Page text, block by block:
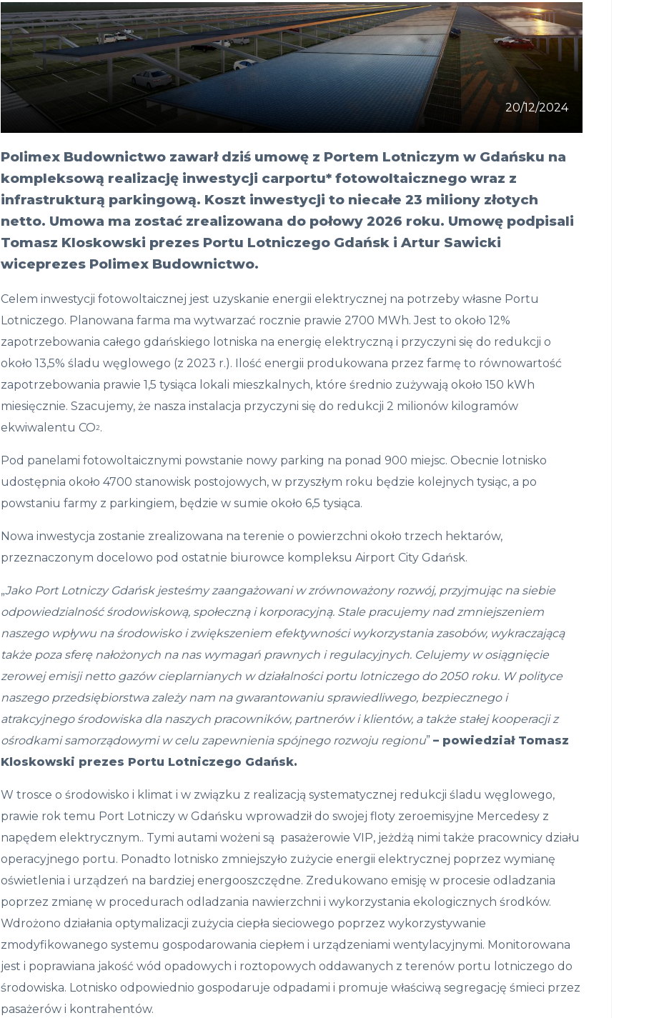
20/12/2024
Polimex Budownictwo zawarł dziś umowę z Portem Lotniczym w Gdańsku na
kompleksową realizację inwestycji carportu* fotowoltaicznego wraz z
infrastrukturą parkingową. Koszt inwestycji to niecałe 23 miliony złotych
netto. Umowa ma zostać zrealizowana do połowy 2026 roku. Umowę podpisali
Tomasz Kloskowski prezes Portu Lotniczego Gdańsk i Artur Sawicki
wiceprezes Polimex Budownictwo.
Celem inwestycji fotowoltaicznej jest uzyskanie energii elektrycznej na potrzeby własne Portu
Lotniczego. Planowana farma ma wytwarzać rocznie prawie 2700 MWh. Jest to około 12%
zapotrzebowania całego gdańskiego lotniska na energię elektryczną i przyczyni się do redukcji o
około 13,5% śladu węglowego (z 2023 r.). Ilość energii produkowana przez farmę to równowartość
zapotrzebowania prawie 1,5 tysiąca lokali mieszkalnych, które średnio zużywają około 150 kWh
miesięcznie. Szacujemy, że nasza instalacja przyczyni się do redukcji 2 milionów kilogramów
ekwiwalentu CO2.
Pod panelami fotowoltaicznymi powstanie nowy parking na ponad 900 miejsc. Obecnie lotnisko
udostępnia około 4700 stanowisk postojowych, w przyszłym roku będzie kolejnych tysiąc, a po
powstaniu farmy z parkingiem, będzie w sumie około 6,5 tysiąca.
Nowa inwestycja zostanie zrealizowana na terenie o powierzchni około trzech hektarów,
przeznaczonym docelowo pod ostatnie biurowce kompleksu Airport City Gdańsk.
„Jako Port Lotniczy Gdańsk jesteśmy zaangażowani w zrównoważony rozwój, przyjmując na siebie
odpowiedzialność środowiskową, społeczną i korporacyjną. Stale pracujemy nad zmniejszeniem
naszego wpływu na środowisko i zwiększeniem efektywności wykorzystania zasobów, wykraczającą
także poza sferę nałożonych na nas wymagań prawnych i regulacyjnych. Celujemy w osiągnięcie
zerowej emisji netto gazów cieplarnianych w działalności portu lotniczego do 2050 roku. W polityce
naszego przedsiębiorstwa zależy nam na gwarantowaniu sprawiedliwego, bezpiecznego i
atrakcyjnego środowiska dla naszych pracowników, partnerów i klientów, a także stałej kooperacji z
ośrodkami samorządowymi w celu zapewnienia spójnego rozwoju regionu” – powiedział Tomasz
Kloskowski prezes Portu Lotniczego Gdańsk.
W trosce o środowisko i klimat i w związku z realizacją systematycznej redukcji śladu węglowego,
prawie rok temu Port Lotniczy w Gdańsku wprowadził do swojej floty zeroemisyjne Mercedesy z
napędem elektrycznym.. Tymi autami wożeni są pasażerowie VIP, jeżdżą nimi także pracownicy działu
operacyjnego portu. Ponadto lotnisko zmniejszyło zużycie energii elektrycznej poprzez wymianę
oświetlenia i urządzeń na bardziej energooszczędne. Zredukowano emisję w procesie odladzania
poprzez zmianę w procedurach odladzania nawierzchni i wykorzystania ekologicznych środków.
Wdrożono działania optymalizacji zużycia ciepła sieciowego poprzez wykorzystywanie
zmodyfikowanego systemu gospodarowania ciepłem i urządzeniami wentylacyjnymi. Monitorowana
jest i poprawiana jakość wód opadowych i roztopowych oddawanych z terenów portu lotniczego do
środowiska. Lotnisko odpowiednio gospodaruje odpadami i promuje właściwą segregację śmieci przez
pasażerów i kontrahentów.